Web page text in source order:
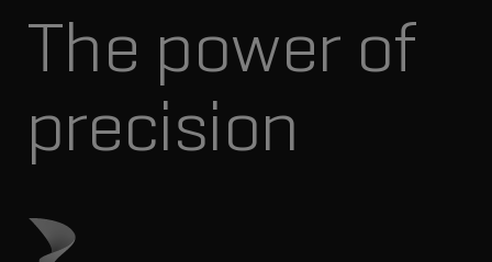
The power of
precision
ダナハーのサイトにアクセス